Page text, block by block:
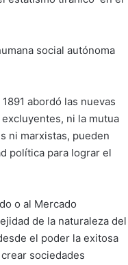
social autónoma
abordó las nuevas
ni la mutua
ni marxistas, pueden
política para lograr el
o al Mercado
de la naturaleza del
el poder la exitosa
sociedades